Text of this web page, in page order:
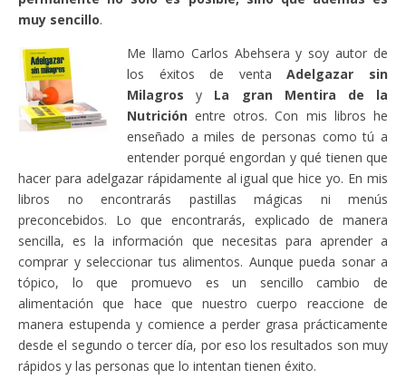
muy sencillo.
Me llamo Carlos Abehsera y soy autor de
los éxitos de ventaAdelgazar sin
Milagros y La gran Mentira de la
Nutrición entre otros. Con mis libros he
enseñado a miles de personas como tú a
entender porqué engordan y qué tienen que
hacer para adelgazar rápidamente al igual que hice yo. En mis
libros no encontrarás pastillas mágicas ni menús
preconcebidos. Lo que encontrarás, explicado de manera
sencilla, es la información que necesitas para aprender a
comprar y seleccionar tus alimentos. Aunque pueda sonar a
tópico, lo que promuevo es un sencillo cambio de
alimentación que hace que nuestro cuerpo reaccione de
manera estupenda y comience a perder grasa prácticamente
desde el segundo o tercer día, por eso los resultados son muy
rápidos y las personas que lo intentan tienen éxito.